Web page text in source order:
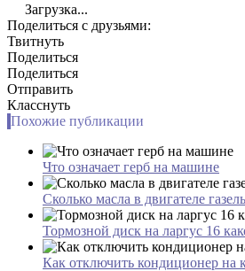
Загрузка...
Поделиться с друзьями:
Твитнуть
Поделиться
Поделиться
Отправить
Класснуть
Похожие публикации
Что означает герб на машине
Сколько масла в двигателе
Тормозной диск на ларгус 16
Как отключить кондиционер на